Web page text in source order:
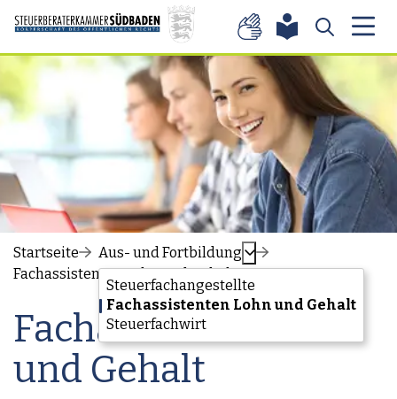
Zum Inhalt springen
Startseite
Aus- und Fortbildung
Steuerfachangestellte
Fachassistenten Lohn und Gehalt
Steuerfachwirt
Fachassistenten Lohn und Gehalt
Fachassistent Lohn
und Gehalt